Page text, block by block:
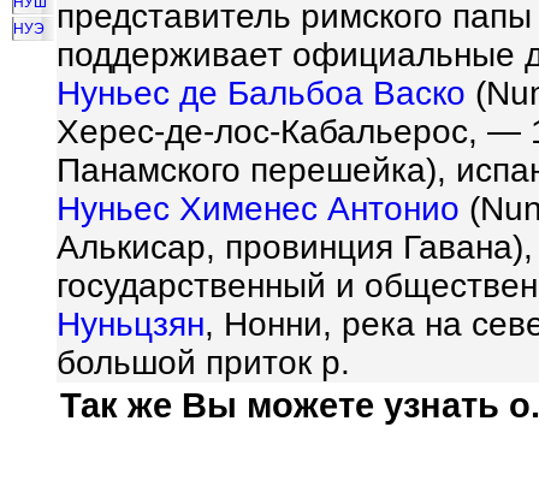
НУЭ
представитель римского
поддерживает официальные
Нуньес де Бальбоа Васко
Херес-де-лос-Кабальерос, —
Панамского перешейка),
Нуньес Хименес Антонио
Алькисар, провинция
государственный и
Нуньцзян, Нонни, река на
большой приток р.
Так же Вы можете узнать